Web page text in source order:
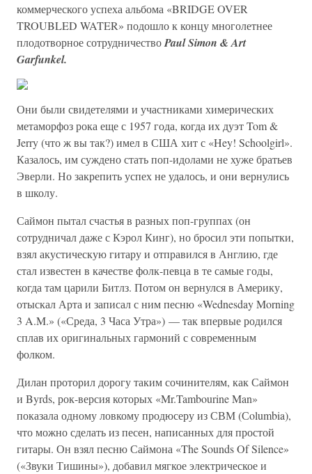
коммерческого успеха альбома «BRIDGE OVER
TROUBLED WATER» подошло к концу многолетнее
плодотворное сотрудничествоPaul Simon & Art
Garfunkel.
Они были свидетелями и участниками химерических
метаморфоз рока еще с 1957 года, когда их дуэт Tom &
Jerry (что ж вы так?) имел в США хит с «Hey! Schoolgirl».
Казалось, им суждено стать поп-идолами не хуже братьев
Эверли. Но закрепить успех не удалось, и они вернулись
в школу.
Саймон пытал счастья в разных поп-группах (он
сотрудничал даже с Кэрол Кинг), но бросил эти попытки,
взял акустическую гитару и отправился в Англию, где
стал известен в качестве фолк-певца в те самые годы,
когда там царили Битлз. Потом он вернулся в Америку,
отыскал Арта и записал с ним песню «Wednesday Morning
3 A.M.» («Среда, 3 Часа Утра») — так впервые родился
сплав их оригинальных гармоний с современным
фолком.
Дилан проторил дорогу таким сочинителям, как Саймон
и Byrds, рок-версия которых «Mr.Tambourine Man»
показала одному ловкому продюсеру из СВМ (Сolumbia),
что можно сделать из песен, написанных для простой
гитары. Он взял песню Саймона «The Sounds Of Silence»
(«Звуки Тишины»), добавил мягкое электрическое и